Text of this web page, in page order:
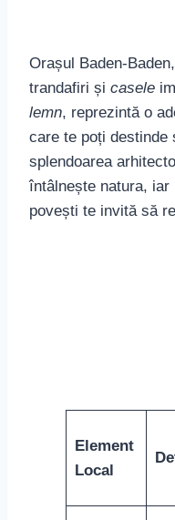
Orașul Baden-
trandafiri și casele
lemn, reprezintă o
care te poți destinde
splendoarea
întâlnește natura,
povești te invită să
Element
Local